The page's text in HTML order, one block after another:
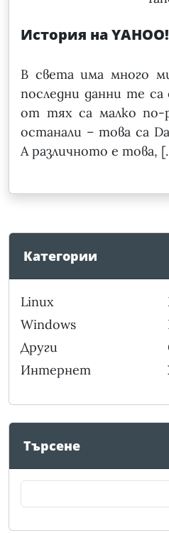
История на YAHOO!
В света има много
последни данни те са
от тях са малко по-
останали – това са
А различното е това,
Категории
Linux
Windows
Други
Интернет
Търсене